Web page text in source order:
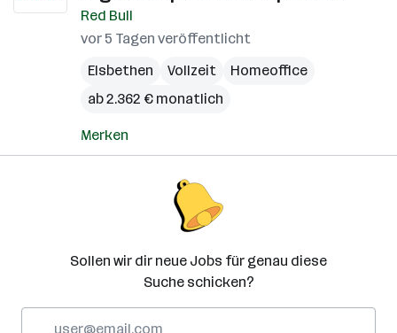
Red Bull
vor 5 Tagen veröffentlicht
Elsbethen
Vollzeit
Homeoffice
ab 2.362 € monatlich
Merken
Sollen wir dir neue Jobs für genau diese
Suche schicken?